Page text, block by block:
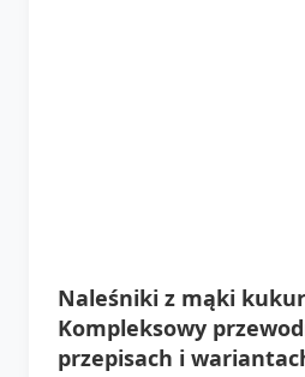
Naleśniki z mąki
Kompleksowy
przepisach i